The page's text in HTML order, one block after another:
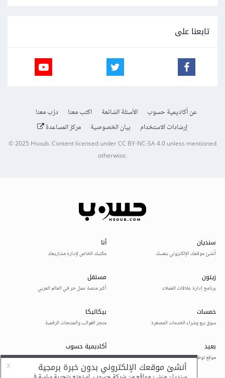
تابعنا على
عن أكاديمية حسوب الأسئلة الشائعة اكتب معنا
درّب معنا
إرشادات الاستخدام
بيان الخصوصية مركز المساعدة
© 2025Hsoub.Content licensed underCC BY-NC-SA 4.0unless mentioned
otherwise.